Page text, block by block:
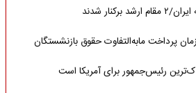
شدند
پرداخت مابه‌التفاوت حقوق بازنشستگان
رئیس‌جمهور برای آمریکا است